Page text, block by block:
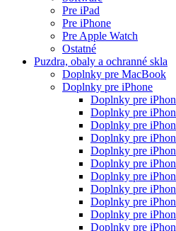
Pre iPad
Pre iPhone
Pre Apple Watch
Ostatné
Puzdra, obaly a ochranné skla
Doplnky pre MacBook
Doplnky pre iPhone
Doplnky pre
Doplnky pre
Doplnky pre
Doplnky pre
Doplnky pre
Doplnky pre
Doplnky pre
Doplnky pre
Doplnky pre
Doplnky pre
Doplnky pre